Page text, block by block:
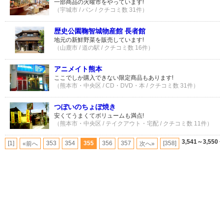
一部商品の火曜市をやっています!
（宇城市 / パン / クチコミ数 31件）
歴史公園鞠智城物産館 長者館
地元の新鮮野菜を販売しています!
（山鹿市 / 道の駅 / クチコミ数 16件）
アニメイト熊本
ここでしか購入できない限定商品もあります!
（熊本市・中央区 / CD・DVD・本 / クチコミ数 31件）
つぼいのちょぼ焼き
安くてうまくてボリュームも満点!
（熊本市・中央区 / テイクアウト・宅配 / クチコミ数 11件）
[1] «前へ 353 354 355 356 357 次へ» [358] 3,541～3,550